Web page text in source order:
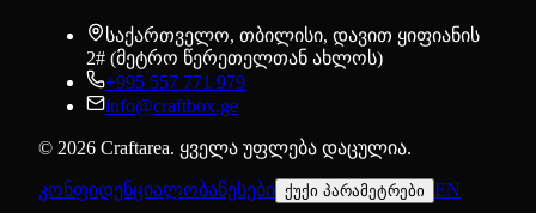
საქართველო, თბილისი, დავით ყიფიანის
2# (მეტრო წერეთელთან ახლოს)
+995 557 771 979
info@craftbox.ge
© 2026 Craftarea. ყველა უფლება დაცულია.
კონფიდენციალობაწესები ქუქი პარამეტრები EN